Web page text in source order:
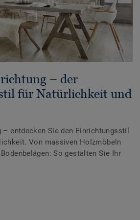
– der
für Natürlichkeit und
entdecken Sie den Einrichtungsstil
Von massiven Holzmöbeln
So gestalten Sie Ihr